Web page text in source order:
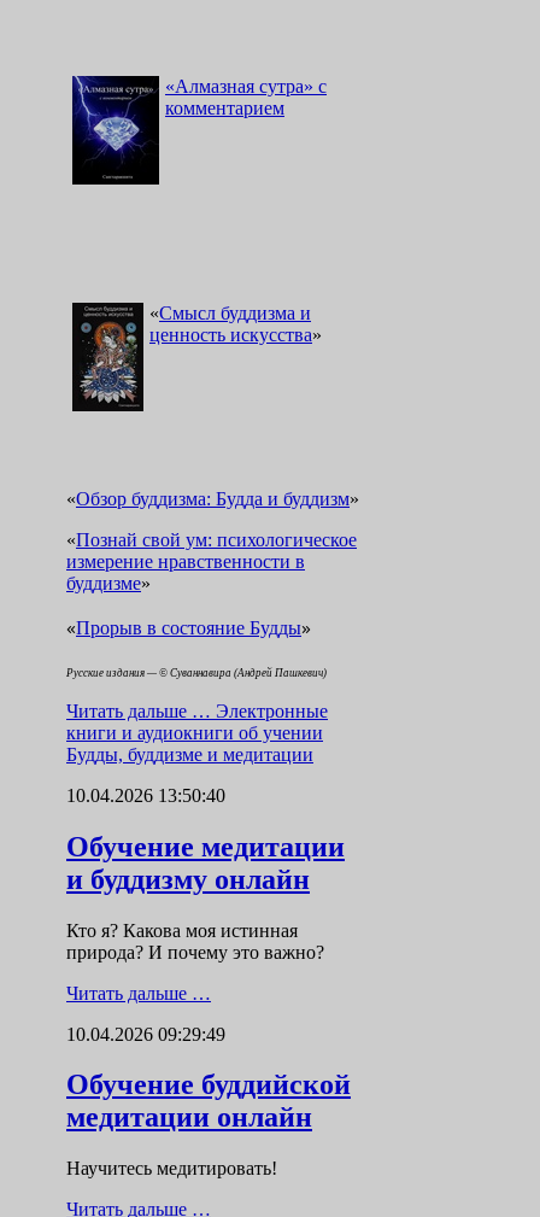
«Алмазная сутра» с
комментарием
«Смысл буддизма и
ценность искусства»
«Обзор буддизма: Будда и буддизм»
«Познай свой ум: психологическое
измерение нравственности в
буддизме»
«Прорыв в состояние Будды»
Русские издания — © Суваннавира (Андрей Пашкевич)
Читать дальше … Электронные
книги и аудиокниги об учении
Будды, буддизме и медитации
10.04.2026 13:50:40
Обучение медитации
и буддизму онлайн
Кто я? Какова моя истинная
природа? И почему это важно?
Читать дальше …
10.04.2026 09:29:49
Обучение буддийской
медитации онлайн
Научитесь медитировать!
Читать дальше …